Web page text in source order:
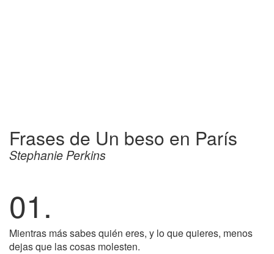
Frases de Un beso en París
Stephanie Perkins
01.
Mientras más sabes quién eres, y lo que quieres, menos
dejas que las cosas molesten.